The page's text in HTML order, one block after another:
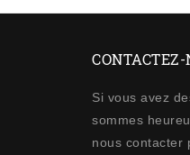
CONTACTEZ-
Si vous avez
sommes
nous contacter